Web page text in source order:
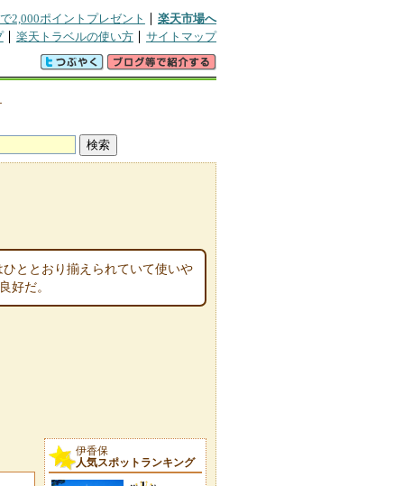
2,000ポイントプレゼント
楽天市場へ
楽天トラベルの使い方 サイトマップ
ととおり揃えられていて使いや
好だ。
伊香保
人気スポットランキング